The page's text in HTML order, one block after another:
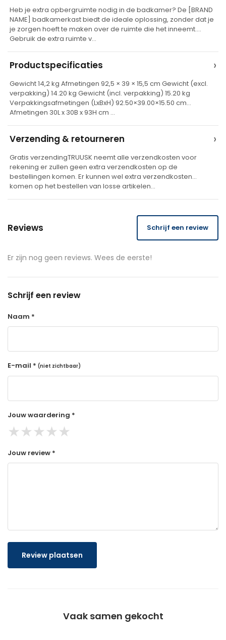
t
e
r
a
t
v
e
Heb je extra opbergruimte nodig in de badkamer? De [BRAND
NAME] badkamerkast biedt de ideale oplossing, zonder dat je
je zorgen hoeft te maken over de ruimte die het inneemt.
Gebruik de extra ruimte v…
Productspecificaties ›
Gewicht 14,2 kg Afmetingen 92,5 × 39 × 15,5 cm Gewicht (excl.
verpakking) 14.20 kg Gewicht (incl. verpakking) 15.20 kg
Verpakkingsafmetingen (LxBxH) 92.50×39.00×15.50 cm
Afmetingen 30L x 30B x 93H cm …
Verzending & retourneren ›
Gratis verzendingTRUUSK neemt alle verzendkosten voor
rekening er zullen geen extra verzendkosten op de
bestellingen komen. Er kunnen wel extra verzendkosten
komen op het bestellen van losse artikelen…
Reviews Schrijf een review
Er zijn nog geen reviews. Wees de eerste!
Schrijf een review
Naam *
E-mail * (niet zichtbaar)
Jouw waardering *
★★★★★
Jouw review *
Review plaatsen
Vaak samen gekocht